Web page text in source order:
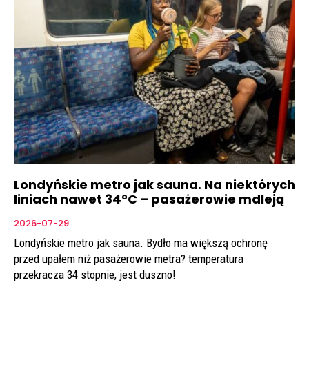
Londyńskie metro jak sauna. Na niektórych
liniach nawet 34°C – pasażerowie mdleją
2026-07-29
Londyńskie metro jak sauna. Bydło ma większą ochronę
przed upałem niż pasażerowie metra? temperatura
przekracza 34 stopnie, jest duszno!